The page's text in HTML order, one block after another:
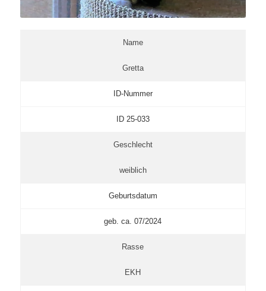
Name
Gretta
ID-Nummer
ID 25-033
Geschlecht
weiblich
Geburtsdatum
geb. ca. 07/2024
Rasse
EKH